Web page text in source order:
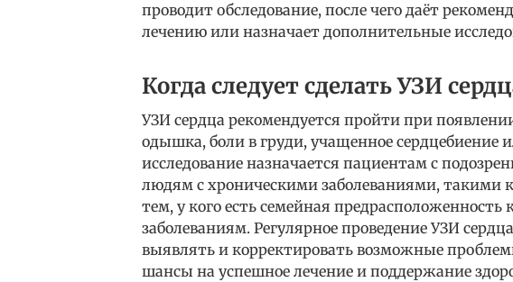
проводит обследование, после чего даёт
лечению или назначает дополнительные
Когда следует сделать УЗИ
УЗИ сердца рекомендуется пройти при
одышка, боли в груди, учащенное сердцебиение
исследование назначается пациентам с
людям с хроническими заболеваниями, такими
тем, у кого есть семейная предрасположенность
заболеваниям. Регулярное проведение УЗИ
выявлять и корректировать возможные
шансы на успешное лечение и поддержание